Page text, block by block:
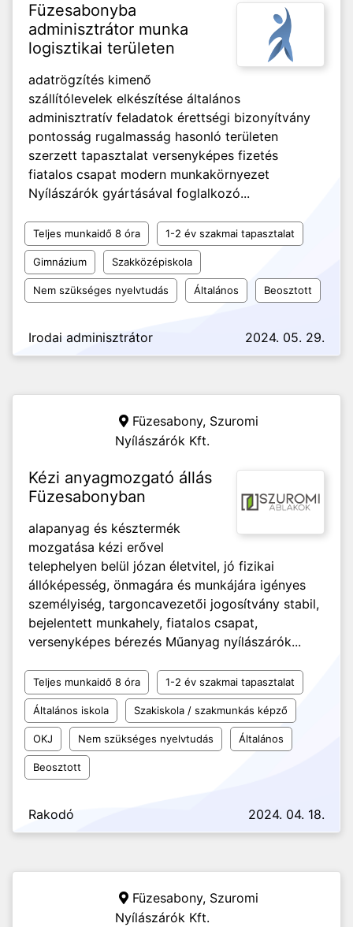
Füzesabonyba
adminisztrátor munka
logisztikai területen
adatrögzítés kimenő
szállítólevelek elkészítése általános
adminisztratív feladatok érettségi bizonyítvány
pontosság rugalmasság hasonló területen
szerzett tapasztalat versenyképes fizetés
fiatalos csapat modern munkakörnyezet
Nyílászárók gyártásával foglalkozó...
Teljes munkaidő 8 óra 1-2 év szakmai tapasztalat
Gimnázium Szakközépiskola
Nem szükséges nyelvtudás Általános Beosztott
Irodai adminisztrátor 2024. 05. 29.
Füzesabony, Szuromi
Nyílászárók Kft.
Kézi anyagmozgató állás
Füzesabonyban
alapanyag és késztermék
mozgatása kézi erővel
telephelyen belül józan életvitel, jó fizikai
állóképesség, önmagára és munkájára igényes
személyiség, targoncavezetői jogosítvány stabil,
bejelentett munkahely, fiatalos csapat,
versenyképes bérezés Műanyag nyílászárók...
Teljes munkaidő 8 óra 1-2 év szakmai tapasztalat
Általános iskola Szakiskola / szakmunkás képző
OKJ Nem szükséges nyelvtudás Általános
Beosztott
Rakodó 2024. 04. 18.
Füzesabony, Szuromi
Nyílászárók Kft.